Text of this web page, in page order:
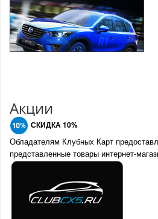
Акции
СКИДКА 10%
Обладателям Клубных Карт
представленные товары интернет-